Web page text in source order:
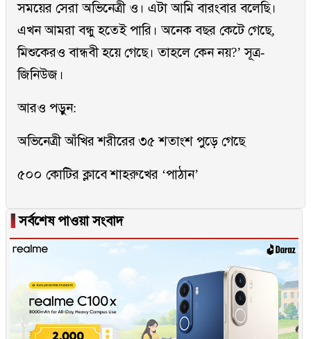
সময়ের সেরা অভিনেত্রী ও। এটা আমি বারংবার বলেছি।
এখন আমরা বন্ধু হতেই পারি। অনেক বছর কেটে গেছে,
মিশুকেরও বান্ধবী হয়ে গেছে। তাহলে কেন নয়?’ সূত্র-
জিনিউজ।
আরও পড়ুন:
অভিনেত্রী আঁখির শরীরের ৩৫ শতাংশ পুড়ে গেছে
৫০০ কোটির ক্লাবে শাহরুখের ‘পাঠান’
▐সর্বশেষ পাওয়া সংবাদ